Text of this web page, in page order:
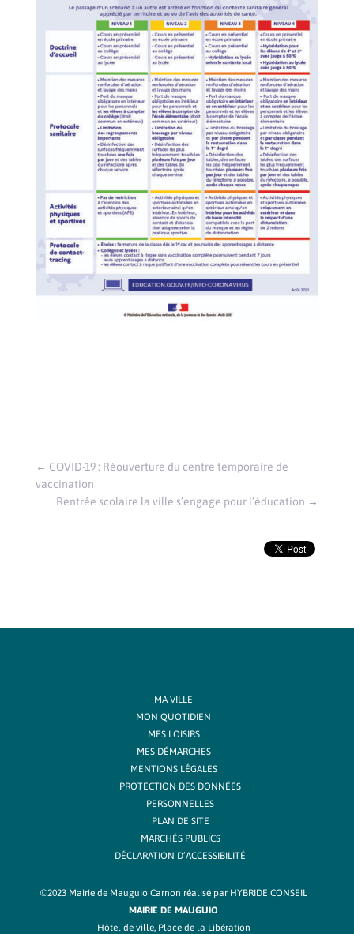
← COVID-19 : Réouverture du centre temporaire de
vaccination
Rentrée scolaire la ville s’engage pour l’éducation →
MA VILLE
MON QUOTIDIEN
MES LOISIRS
MES DÉMARCHES
MENTIONS LÉGALES
PROTECTION DES DONNÉES
PERSONNELLES
PLAN DE SITE
MARCHÉS PUBLICS
DÉCLARATION D’ACCESSIBILITÉ
©2023 Mairie de Mauguio Carnon réalisé par HYBRIDE CONSEIL
MAIRIE DE MAUGUIO
Hôtel de ville, Place de la Libération